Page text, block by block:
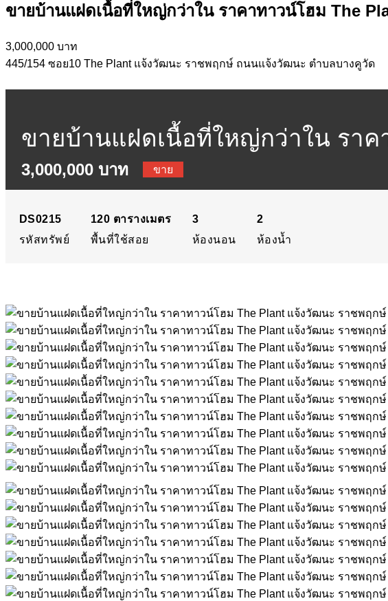
ขายบ้านแฝดเนื้อที่ใหญ่กว่าใน ราคาทาวน์โฮม The
3,000,000 บาท
445​/154 ซอย10 The Plant แจ้งวัฒนะ ราชพฤกษ์ ถนนแจ้งวัฒนะ ตำบลบางคูวัด
ขายบ้านแฝดเนื้อที่ใหญ่กว่าใน ราค
ลบ.
3,000,000 บาท ขาย
DS0215
รหัสทรัพย์
120 ตารางเมตร
พื้นที่ใช้สอย
3
ห้องนอน
2
ห้องน้ำ